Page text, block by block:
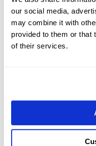
our social media,
may combine it with
provided to them or that
of their services.